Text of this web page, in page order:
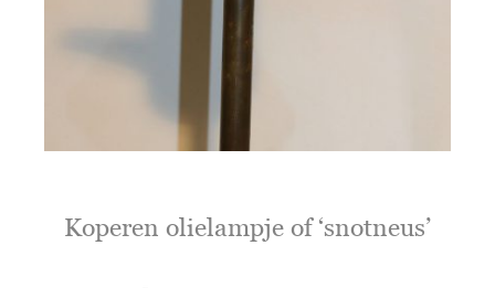
Koperen olielampje of ‘snotneus’